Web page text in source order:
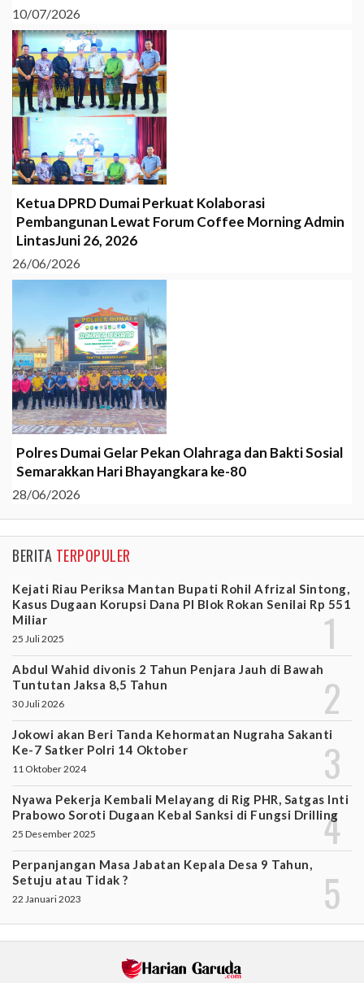
10/07/2026
Ketua DPRD Dumai Perkuat Kolaborasi
Pembangunan Lewat Forum Coffee Morning Admin
LintasJuni 26, 2026
26/06/2026
Polres Dumai Gelar Pekan Olahraga dan Bakti Sosial
Semarakkan Hari Bhayangkara ke-80
28/06/2026
BERITA TERPOPULER
Kejati Riau Periksa Mantan Bupati Rohil Afrizal Sintong,
Kasus Dugaan Korupsi Dana PI Blok Rokan Senilai Rp 551
Miliar
25 Juli 2025
Abdul Wahid divonis 2 Tahun Penjara Jauh di Bawah
Tuntutan Jaksa 8,5 Tahun
30 Juli 2026
Jokowi akan Beri Tanda Kehormatan Nugraha Sakanti
Ke-7 Satker Polri 14 Oktober
11 Oktober 2024
Nyawa Pekerja Kembali Melayang di Rig PHR, Satgas Inti
Prabowo Soroti Dugaan Kebal Sanksi di Fungsi Drilling
25 Desember 2025
Perpanjangan Masa Jabatan Kepala Desa 9 Tahun,
Setuju atau Tidak ?
22 Januari 2023